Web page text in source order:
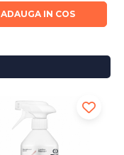
ADAUGA IN COS